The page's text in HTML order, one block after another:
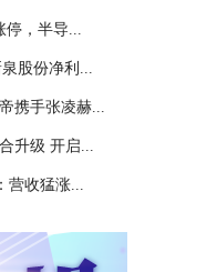
停，半导...
股份净利...
携手张凌赫...
升级 开启...
营收猛涨...